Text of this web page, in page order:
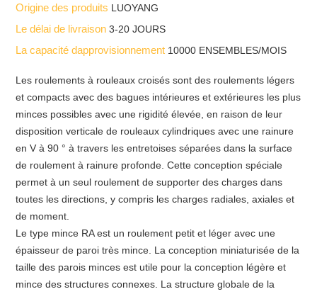
Origine des produits LUOYANG
Le délai de livraison3-20 JOURS
La capacité dapprovisionnement 10000 ENSEMBLES/MOIS
Les roulements à rouleaux croisés sont des roulements légers
et compacts avec des bagues intérieures et extérieures les plus
minces possibles avec une rigidité élevée, en raison de leur
disposition verticale de rouleaux cylindriques avec une rainure
en V à 90 ° à travers les entretoises séparées dans la surface
de roulement à rainure profonde. Cette conception spéciale
permet à un seul roulement de supporter des charges dans
toutes les directions, y compris les charges radiales, axiales et
de moment.
Le type mince RA est un roulement petit et léger avec une
épaisseur de paroi très mince. La conception miniaturisée de la
taille des parois minces est utile pour la conception légère et
mince des structures connexes. La structure globale de la